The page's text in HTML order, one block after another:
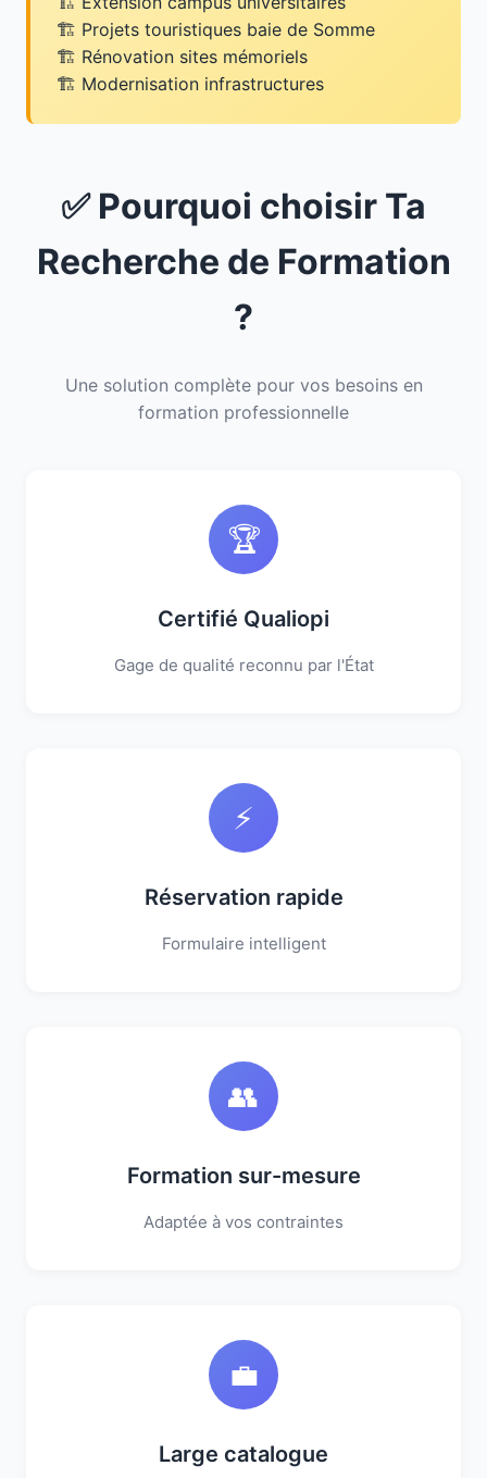
Projets touristiques baie de Somme
Rénovation sites mémoriels
Modernisation infrastructures
✅ Pourquoi choisir Ta
Recherche de Formation
?
Une solution complète pour vos besoins en
formation professionnelle
🏆
Certifié Qualiopi
Gage de qualité reconnu par l'État
⚡
Réservation rapide
Formulaire intelligent
👥
Formation sur-mesure
Adaptée à vos contraintes
💼
Large catalogue